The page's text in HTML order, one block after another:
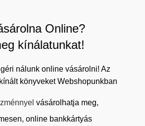
Online?
kínálatunkat!
nálunk online vásárolni! Az
könyveket Webshopunkban
vásárolhatja meg,
online bankkártyás